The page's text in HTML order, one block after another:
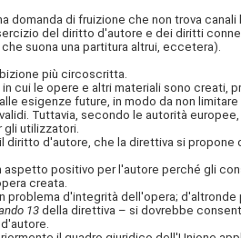
di fruizione che non trova
del diritto d'autore e dei diritti
suona una partitura altrui, eccetera).
più circoscritta.
cui le opere e altri materiali sono
esigenze future, in modo da non
Tuttavia, secondo le autorità
utilizzatori.
d'autore, che la direttiva si
aspetto positivo per l'autore perché gli
creata.
d'integrità dell'opera;
13della direttiva – si dovrebbe